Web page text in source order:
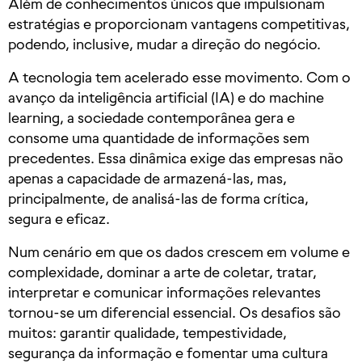
Além de conhecimentos únicos que impulsionam
estratégias e proporcionam vantagens competitivas,
podendo, inclusive, mudar a direção do negócio.
A tecnologia tem acelerado esse movimento. Com o
avanço da inteligência artificial (IA) e do machine
learning, a sociedade contemporânea gera e
consome uma quantidade de informações sem
precedentes. Essa dinâmica exige das empresas não
apenas a capacidade de armazená-las, mas,
principalmente, de analisá-las de forma crítica,
segura e eficaz.
Num cenário em que os dados crescem em volume e
complexidade, dominar a arte de coletar, tratar,
interpretar e comunicar informações relevantes
tornou-se um diferencial essencial. Os desafios são
muitos: garantir qualidade, tempestividade,
segurança da informação e fomentar uma cultura